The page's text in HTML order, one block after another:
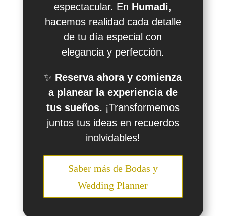
espectacular. En Humadi,
hacemos realidad cada detalle
de tu día especial con
elegancia y perfección.
✨ Reserva ahora y comienza
a planear la experiencia de
tus sueños. ¡Transformemos
juntos tus ideas en recuerdos
inolvidables!
Saber más de Bodas y
Wedding Planner